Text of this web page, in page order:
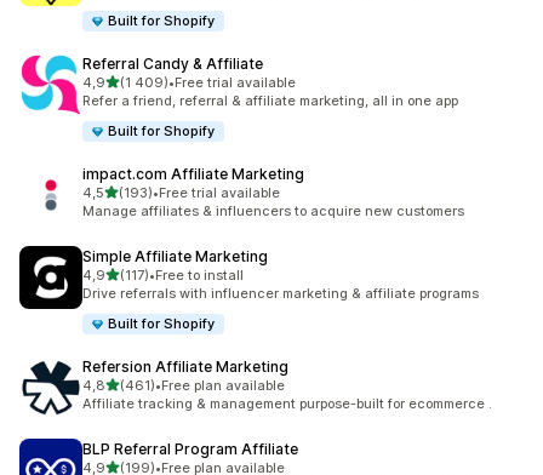
Built for Shopify
Referral Candy & Affiliate
4,9na 5 gwiazdek
(1 409)
Łączna liczba recenzji: 1409
•Free trial available
Refer a friend, referral & affiliate marketing, all in one app
Built for Shopify
impact.com Affiliate Marketing
4,5na 5 gwiazdek
(193)
Łączna liczba recenzji: 193
•Free trial available
Manage affiliates & influencers to acquire new customers
Simple Affiliate Marketing
4,9na 5 gwiazdek
(117)
Łączna liczba recenzji: 117
•Free to install
Drive referrals with influencer marketing & affiliate programs
Built for Shopify
Refersion Affiliate Marketing
4,8na 5 gwiazdek
(461)
Łączna liczba recenzji: 461
•Free plan available
Affiliate tracking & management purpose-built for ecommerce .
BLP Referral Program Affiliate
4,9na 5 gwiazdek
(199)•Free plan available